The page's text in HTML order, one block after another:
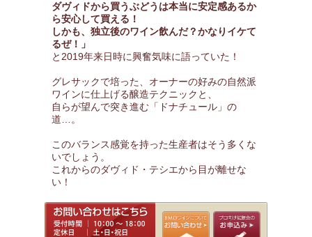
ダヴィドから買うぶどうは本当に安定感あるか
ら安心して買える！
しかも、独立後のワイン飲んだ？かなりイケて
るぜ！」
と2019年来日時に興奮気味に語っていた！
グレサックで培った、オーナーの好みの自然派
ワインに仕上げる醸造テクニックと、
自らが望んで突き進む「ドナチュール」の
道…。
このバランス感覚を持った生産者はそう多くな
いでしょう。
これからのダヴィド・テシエから目が離せな
い！